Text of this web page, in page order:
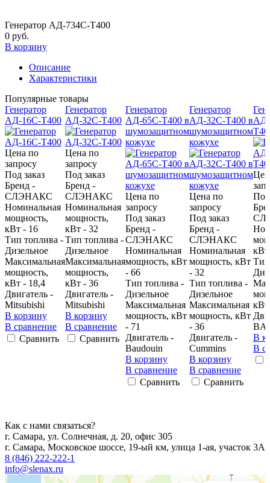
Генератор АД-734С-Т400
0 руб.
В корзину
Описание
Характеристики
Популярные товары
Генератор
АД-16С-Т400
Цена по
запросу
Под заказ
Бренд -
CЛЭНАКС
Номинальная
мощность,
кВт - 16
Тип топлива -
Дизельное
Максимальная
мощность,
кВт - 18,4
Двигатель -
Mitsubishi
В корзину
В сравнение
Сравнить
Генератор
АД-32С-Т400
Цена по
запросу
Под заказ
Бренд -
CЛЭНАКС
Номинальная
мощность,
кВт - 32
Тип топлива -
Дизельное
Максимальная
мощность,
кВт - 36
Двигатель -
Mitsubishi
В корзину
В сравнение
Сравнить
Генератор
АД-65С-Т400 в
шумозащитном
кожухе
Цена по
запросу
Под заказ
Бренд -
CЛЭНАКС
Номинальная
мощность, кВт
- 66
Тип топлива -
Дизельное
Максимальная
мощность, кВт
- 71
Двигатель -
Baudouin
В корзину
В сравнение
Сравнить
Генератор
АД-32С-Т400 в
шумозащитном
кожухе
Цена по
запросу
Под заказ
Бренд -
CЛЭНАКС
Номинальная
мощность, кВт
- 32
Тип топлива -
Дизельное
Максимальная
мощность, кВт
- 36
Двигатель -
Cummins
В корзину
В сравнение
Сравнить
Под
кВт
кВт
В
В
Как с нами связаться?
г. Самара, ул. Солнечная, д. 20, офис 305
г. Самара, Московское шоссе, 19-ый км, улица 1-ая, участок 3А
8 (846) 222-222-1
info@slenax.ru